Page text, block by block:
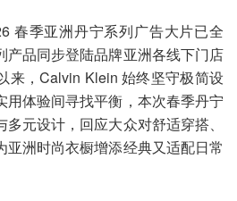
春季亚洲丹宁系列广告大片已全
产品同步登陆品牌亚洲各线下门店
来，Calvin Klein 始终坚守极简设
用体验间寻找平衡，本次春季丹宁
元设计，回应大众对舒适穿搭、
亚洲时尚衣橱增添经典又适配日常